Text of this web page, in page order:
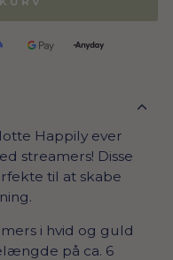
Happily ever
streamers! Disse
til at skabe
i hvid og guld
på ca. 6